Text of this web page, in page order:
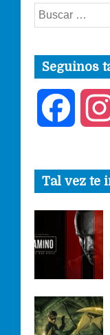
Buscar:
Seguinos
c
e
b
o
Tal vez te